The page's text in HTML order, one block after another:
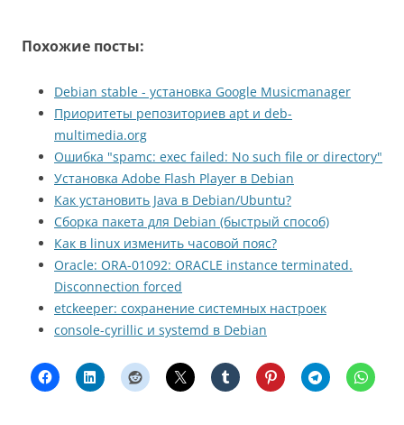
Похожие посты:
Debian stable - установка Google Musicmanager
Приоритеты репозиториев apt и deb-
multimedia.org
Ошибка "spamc: exec failed: No such file or directory"
Установка Adobe Flash Player в Debian
Как установить Java в Debian/Ubuntu?
Сборка пакета для Debian (быстрый способ)
Как в linux изменить часовой пояс?
Oracle: ORA-01092: ORACLE instance terminated.
Disconnection forced
etckeeper: сохранение системных настроек
console-cyrillic и systemd в Debian